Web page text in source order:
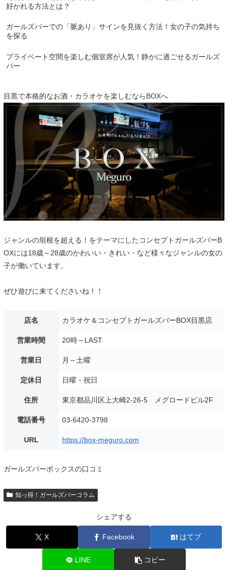
好かれる方法とは？
ガールズバーでの「脈あり」サインを見抜く方法！女の子の気持ち
を探る
プライベート空間を楽しむ個室席が人気！静かに過ごせるガールズ
バー
目黒で本格的なお酒・カラオケを楽しむならBOXへ
ジャンルの垣根を超える！をテーマにしたコンセプトガールズバーB
OXには18歳～28歳のかわいい・きれい・など様々なジャンルの女の
子が働いています。
ぜひ遊びに来てくださいね！！
店名 カラオケ＆コンセプトガールズバーBOX目黒店
営業時間 20時～LAST
営業日 月～土曜
定休日 日曜・祝日
住所 東京都品川区上大崎2-26-5 メグロードビル2F
電話番号 03-6420-3798
URL https://box-meguro.com
ガールズバーボックスの口コミ
知っ得！ガールズバーコラム
シェアする
X Facebook はてブ
LINE コピー